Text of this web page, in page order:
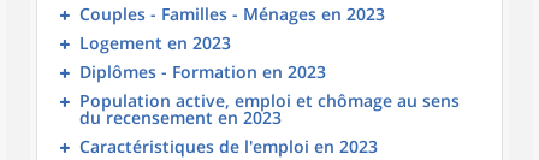
Couples - Familles - Ménages en 2023
Logement en 2023
Diplômes - Formation en 2023
Population active, emploi et chômage au sens
du recensement en 2023
Caractéristiques de l'emploi en 2023